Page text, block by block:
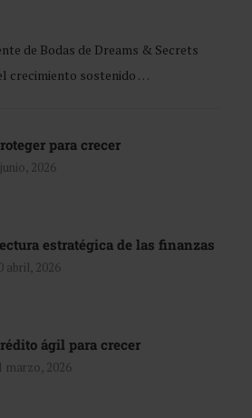
de Bodas de Dreams & Secrets
crecimiento sostenido …
para crecer
2026
estratégica de las finanzas
abril, 2026
ágil para crecer
marzo, 2026